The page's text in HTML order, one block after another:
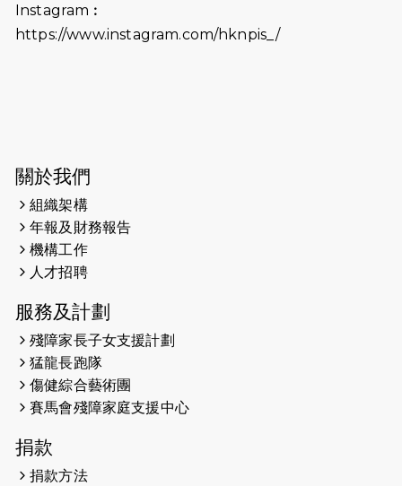
released last Sunday (11th Aug
2024-01-01
2023-11-28
2023-09-30
共融理念 港聞 2023.09.30 金金
2023-06-28
2023-06-15
RTHK 香港電台-凝聚香港：第二百五
2023-06-07
Instagram︰
https://www.instagram.com/hknpis_/
關於我們
組織架構
年報及財務報告
機構工作
人才招聘
服務及計劃
殘障家長子女支援計劃
猛龍長跑隊
傷健綜合藝術團
賽馬會殘障家庭支援中心
捐款
捐款方法